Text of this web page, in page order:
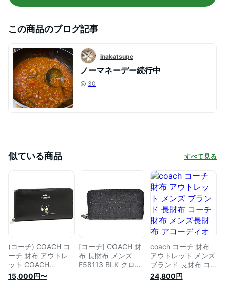
この商品のブログ記事
inakatsupe
ノーマネーデー続行中
30
似ている商品 すべて見る
(コーチ) COACH コ
ーチ 財布 アウトレ
ット COACH
F53773 SV/BK
SNOOPY スヌーピ
15,000円〜
[コーチ] COACH 財
布 長財布 メンズ
F58113 BLK クロス
coach コーチ 財布
アウトレット メンズ
ブランド 長財布 コ
ーチ財布 メンズ長財
布 アコーディオン
24,800円